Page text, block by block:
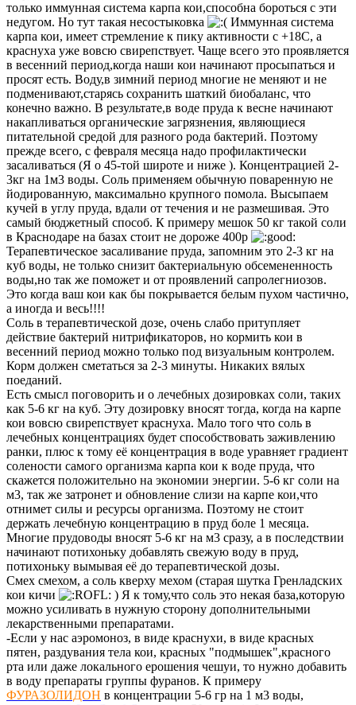
только иммунная система карпа кои,способна бороться с эти
недугом. Но тут такая несостыковка
Иммунная система
карпа кои, имеет стремление к пику активности с +18С, а
краснуха уже вовсю свирепствует. Чаще всего это проявляется
в весенний период,когда наши кои начинают просыпаться и
просят есть. Воду,в зимний период многие не меняют и не
подменивают,старясь сохранить шаткий биобаланс, что
конечно важно. В результате,в воде пруда к весне начинают
накапливаться органические загрязнения, являющиеся
питательной средой для разного рода бактерий. Поэтому
прежде всего, с февраля месяца надо профилактически
засаливаться (Я о 45-той широте и ниже ). Концентрацией 2-
3кг на 1м3 воды. Соль применяем обычную поваренную не
йодированную, максимально крупного помола. Высыпаем
кучей в углу пруда, вдали от течения и не размешивая. Это
самый бюджетный способ. К примеру мешок 50 кг такой соли
в Краснодаре на базах стоит не дороже 400р
Терапевтическое засаливание пруда, запомним это 2-3 кг на
куб воды, не только снизит бактериальную обсемененность
воды,но так же поможет и от проявлений сапролегниозов.
Это когда ваш кои как бы покрывается белым пухом частично,
а иногда и весь!!!!
Соль в терапевтической дозе, очень слабо притупляет
действие бактерий нитрификаторов, но кормить кои в
весенний период можно только под визуальным контролем.
Корм должен сметаться за 2-3 минуты. Никаких вялых
поеданий.
Есть смысл поговорить и о лечебных дозировках соли, таких
как 5-6 кг на куб. Эту дозировку вносят тогда, когда на карпе
кои вовсю свирепствует краснуха. Мало того что соль в
лечебных концентрациях будет способствовать заживлению
ранки, плюс к тому её концентрация в воде уравняет градиент
солености самого организма карпа кои к воде пруда, что
скажется положительно на экономии энергии. 5-6 кг соли на
м3, так же затронет и обновление слизи на карпе кои,что
отнимет силы и ресурсы организма. Поэтому не стоит
держать лечебную концентрацию в пруд боле 1 месяца.
Многие прудоводы вносят 5-6 кг на м3 сразу, а в последствии
начинают потихоньку добавлять свежую воду в пруд,
потихоньку вымывая её до терапевтической дозы.
Смех смехом, а соль кверху мехом (старая шутка Гренладских
кои кичи
) Я к тому,что соль это некая база,которую
можно усиливать в нужную сторону дополнительными
лекарственными препаратами.
-Если у нас аэромоноз, в виде краснухи, в виде красных
пятен, раздувания тела кои, красных "подмышек",красного
рта или даже локального ерошения чешуи, то нужно добавить
в воду препараты группы фуранов. К примеру
ФУРАЗОЛИДОН в концентрации 5-6 гр на 1 м3 воды,